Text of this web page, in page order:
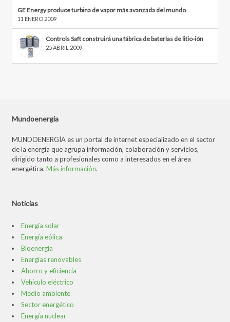
GE Energy produce turbina de vapor más avanzada del mundo
11 ENERO 2009
Controls Saft construirá una fábrica de baterías de litio-ión
25 ABRIL 2009
Mundoenergia
MUNDOENERGÍA es un portal de internet especializado en el sector
de la energía que agrupa información, colaboración y servicios,
dirigido tanto a profesionales como a interesados en el área
energética. Más información.
Noticias
Energía solar
Energía eólica
Bioenergía
Energías renovables
Ahorro y eficiencia
Vehículo eléctrico
Medio ambiente
Sector energético
Energía nuclear